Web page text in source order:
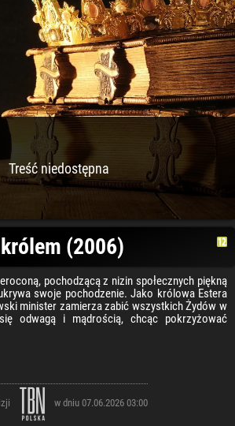
Treść niedostępna
(2006)
pochodzącą z nizin społecznych piękną
swoje pochodzenie. Jako królowa Estera
minister zamierza zabić wszystkich Żydów w
odwagą i mądrością, chcąc pokrzyżować
w dniu 07.06.2026 03:00